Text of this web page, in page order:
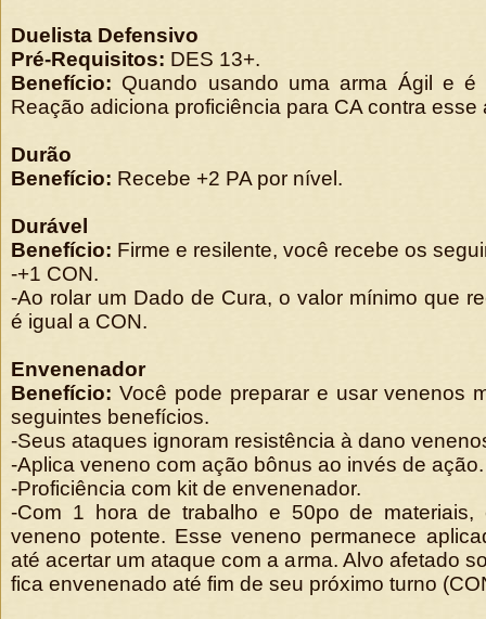
Duelista Defensivo
Pré-Requisitos: DES 13+.
Benefício: Quando usando uma arma Ágil e é
Reação adiciona proficiência para CA contra esse
Durão
Benefício: Recebe +2 PA por nível.
Durável
Benefício: Firme e resilente, você recebe os
-+1 CON.
-Ao rolar um Dado de Cura, o valor mínimo que
é igual a CON.
Envenenador
Benefício: Você pode preparar e usar venenos
seguintes benefícios.
-Seus ataques ignoram resistência à dano
-Aplica veneno com ação bônus ao invés de ação.
-Proficiência com kit de envenenador.
-Com 1 hora de trabalho e 50po de materiais,
veneno potente. Esse veneno permanece
até acertar um ataque com a arma. Alvo afetado
fica envenenado até fim de seu próximo turno